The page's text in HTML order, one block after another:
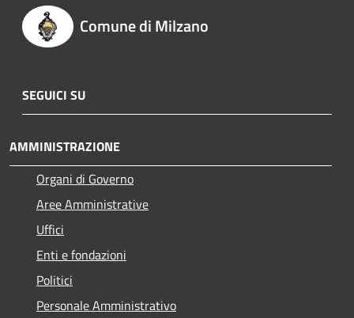
Comune di Milzano
SEGUICI SU
AMMINISTRAZIONE
Organi di Governo
Aree Amministrative
Uffici
Enti e fondazioni
Politici
Personale Amministrativo